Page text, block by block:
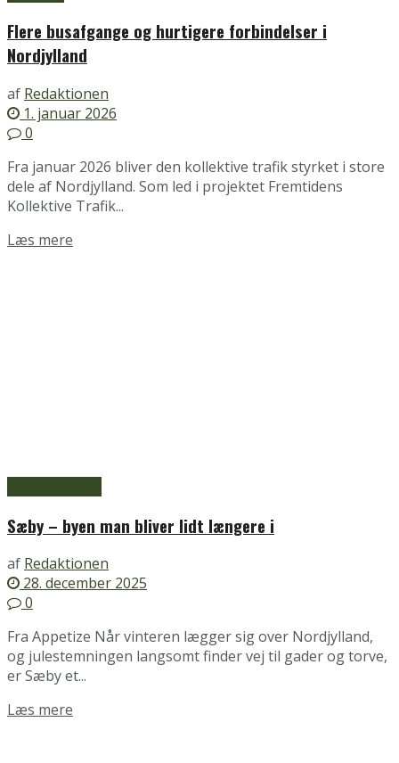
Flere busafgange og hurtigere forbindelser i
Nordjylland
af Redaktionen
1. januar 2026
0
Fra januar 2026 bliver den kollektive trafik styrket i store
dele af Nordjylland. Som led i projektet Fremtidens
Kollektive Trafik...
Læs mere
Sæby – byen man bliver lidt længere i
af Redaktionen
28. december 2025
0
Fra Appetize Når vinteren lægger sig over Nordjylland,
og julestemningen langsomt finder vej til gader og torve,
er Sæby et...
Læs mere